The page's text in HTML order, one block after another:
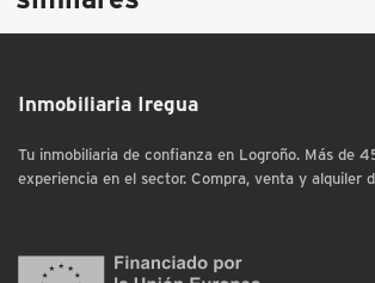
Inmobiliaria Iregua
Tu inmobiliaria de confianza en Logroño. Más de
experiencia en el sector. Compra, venta y alquiler